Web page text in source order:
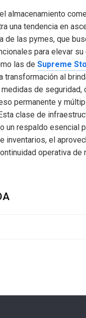
almacenamiento
una tendencia en
de las pymes, que
para elevar su
las de Supreme
transformación al
de seguridad,
permanente y
clase de
un respaldo esencial
inventarios, el
operativa de